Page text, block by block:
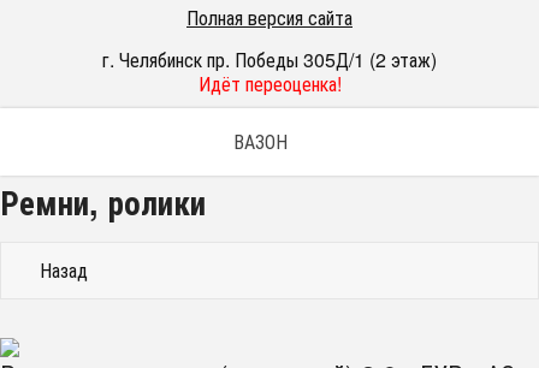
Полная версия сайта
г. Челябинск пр. Победы 305Д/1 (2 этаж)
Идёт переоценка!
ВАЗОН
Ремни, ролики
Назад